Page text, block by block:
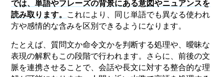
では、単語やフレーズの背景にある意図やニュアンスを
読み取ります。 これにより、同じ単語でも異なる使われ
方や感情的な含みを区別できるようになります。
たとえば、質問文か命令文かを判断する処理や、曖昧な
表現の解釈もこの段階で行われます。さらに、前後の文
脈を連携させることで、会話や長文に対する整合的な理